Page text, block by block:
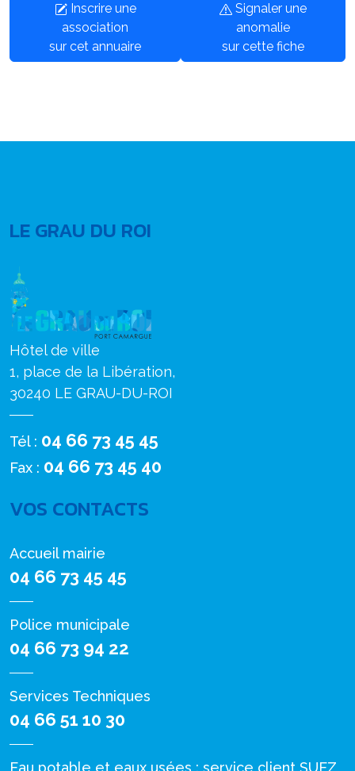
Inscrire une
association
sur cet annuaire
Signaler une
anomalie
sur cette fiche
LE GRAU DU ROI
Hôtel de ville
1, place de la Libération,
30240 LE GRAU-DU-ROI
Tél : 04 66 73 45 45
Fax : 04 66 73 45 40
VOS CONTACTS
Accueil mairie
04 66 73 45 45
Police municipale
04 66 73 94 22
Services Techniques
04 66 51 10 30
Eau potable et eaux usées : service client SUEZ